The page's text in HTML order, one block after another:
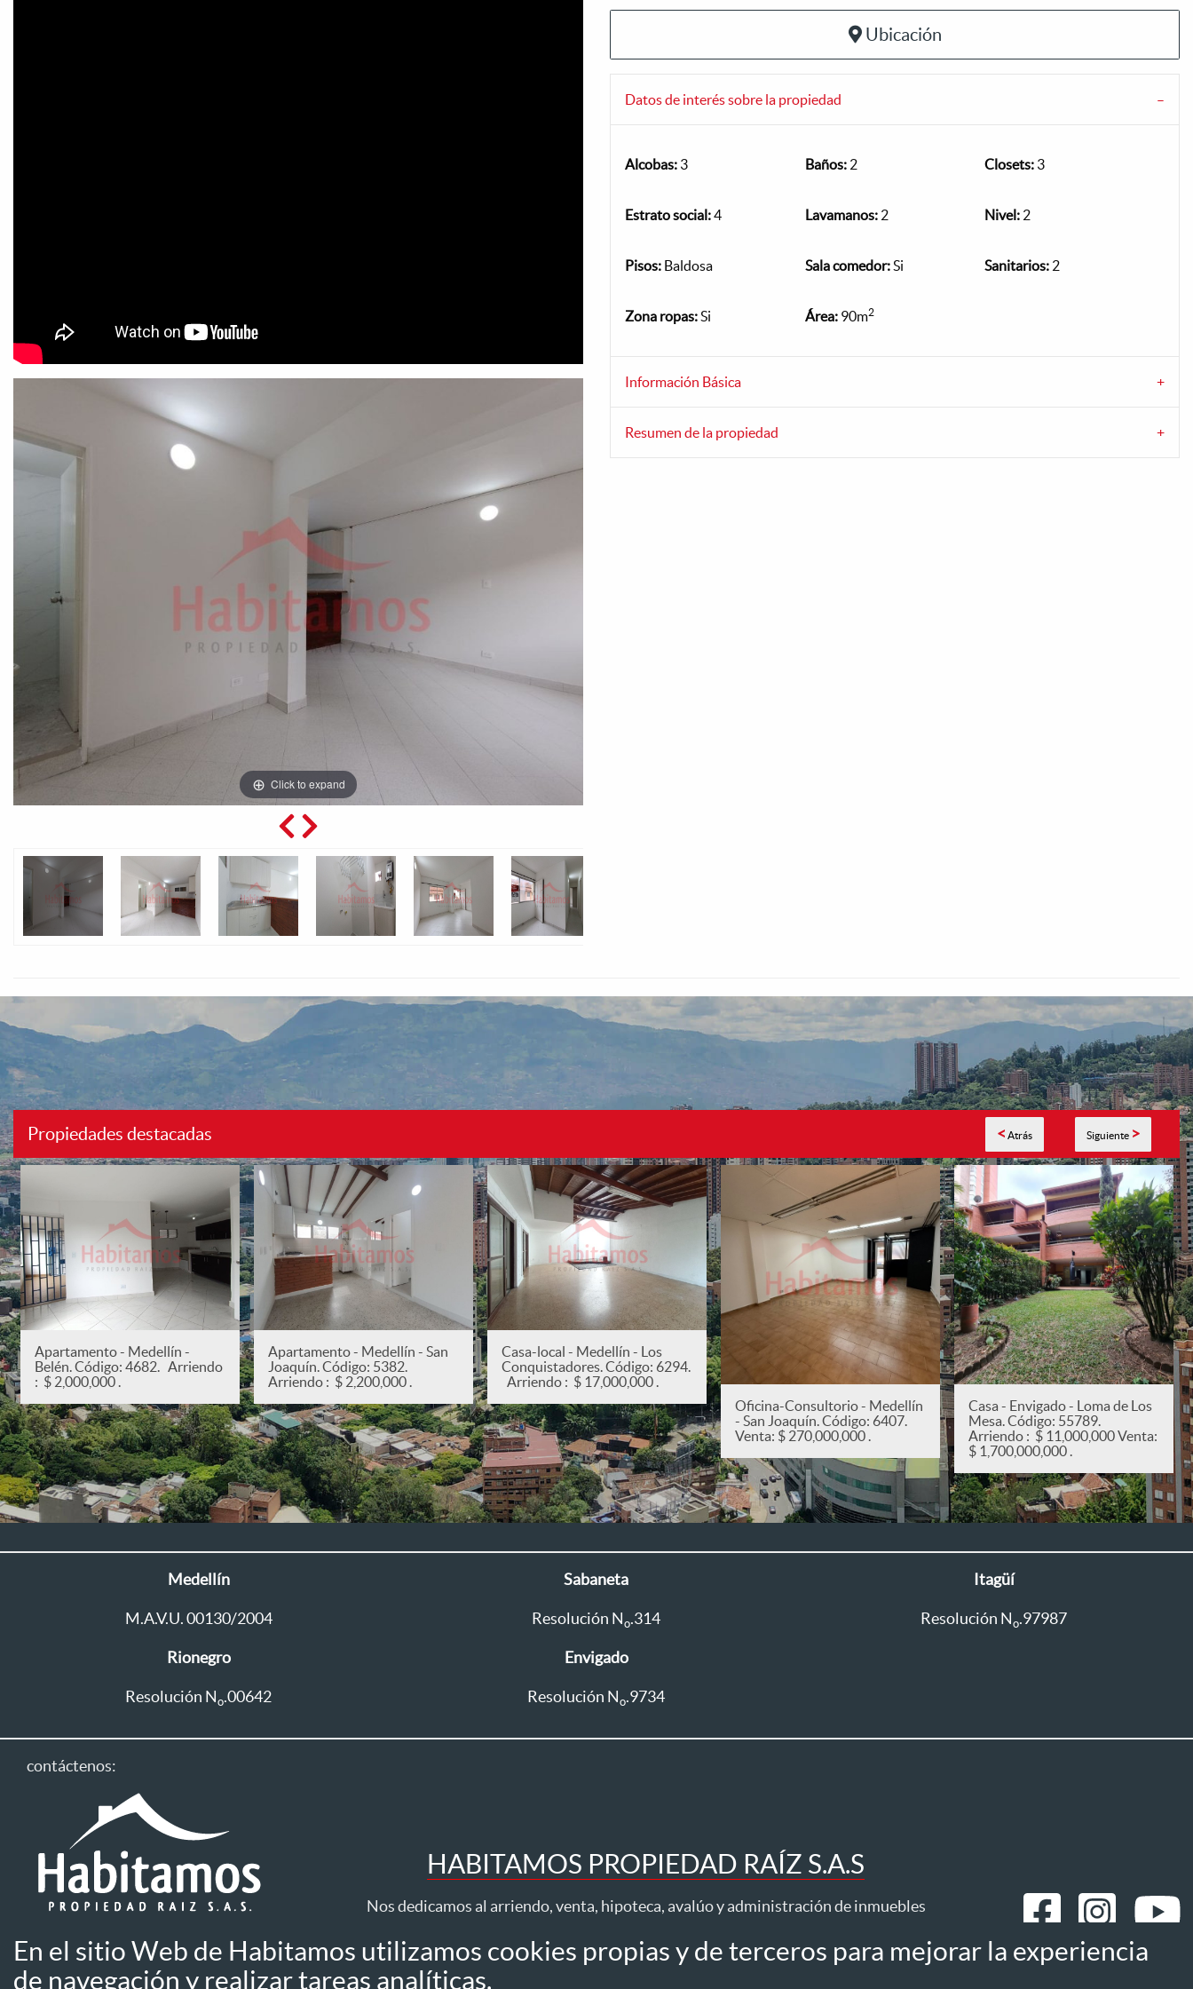
Click to expand
Ubicación
Datos de interés sobre la propiedad
Alcobas: 3 Baños:2 Closets: 3
Estrato social:4 Lavamanos:2 Nivel: 2
Pisos: Baldosa Sala comedor:Si Sanitarios: 2
Zona ropas:Si Área:90m2
Información Básica
Resumen de la propiedad
Propiedades destacadas < Atrás Siguiente >
Apartamento - Medellín -
Belén. Código: 4682. Arriendo
: $ 2,000,000 .
Apartamento - Medellín - San
Joaquín. Código: 5382.
Arriendo : $ 2,200,000 .
Casa-local - Medellín - Los
Conquistadores. Código: 6294.
Arriendo : $ 17,000,000 .
Oficina-Consultorio - Medellín
- San Joaquín. Código: 6407.
Venta: $ 270,000,000 .
Casa - Envigado - Loma de Los
Mesa. Código: 55789.
Arriendo : $ 11,000,000 Venta:
$ 1,700,000,000 .
Medellín
M.A.V.U. 00130/2004
Sabaneta
Resolución No.314
Itagüí
Resolución No.97987
Rionegro
Resolución No.00642
Envigado
Resolución No.9734
contáctenos:
Línea única: 604 411 1333
HABITAMOS PROPIEDAD RAÍZ S.A.S
Nos dedicamos al arriendo, venta, hipoteca, avalúo y administración de inmuebles
Todos los derechos reservados ® 2026 Habitamos
Aviso de privacidad Tratamiento datos
En el sitio Web de Habitamos utilizamos cookies propias y de terceros para mejorar la experiencia
de navegación y realizar tareas analíticas.